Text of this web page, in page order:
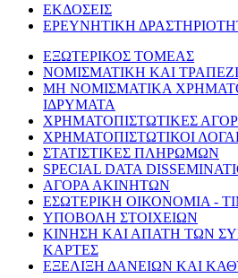
ΕΚΔΟΣΕΙΣ
ΕΡΕΥΝΗΤΙΚΗ
ΕΞΩΤΕΡΙΚΟΣ ΤΟΜΕΑΣ
ΝΟΜΙΣΜΑΤΙΚΗ ΚΑΙ
ΜΗ ΝΟΜΙΣΜΑΤΙΚΑ
ΙΔΡΥΜΑΤΑ
ΧΡΗΜΑΤΟΠΙΣΤΩΤΙΚΕΣ
ΧΡΗΜΑΤΟΠΙΣΤΩΤΙΚΟΙ
ΣΤΑΤΙΣΤΙΚΕΣ ΠΛΗΡΩΜΩΝ
SPECIAL DATA
ΑΓΟΡΑ ΑΚΙΝΗΤΩΝ
ΕΣΩΤΕΡΙΚΗ ΟΙΚΟΝΟΜΙΑ -
ΥΠΟΒΟΛΗ ΣΤΟΙΧΕΙΩΝ
ΚΙΝΗΣΗ ΚΑΙ ΑΠΑΤΗ ΤΩΝ
ΚΑΡΤΕΣ
ΕΞΕΛΙΞΗ ΔΑΝΕΙΩΝ ΚΑΙ